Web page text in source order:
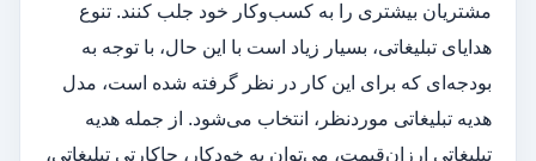
مشتریان بیشتری را به کسب‌وکار خود جلب کنند. تنوع
هدایای تبلیغاتی، بسیار زیاد است با این حال، با توجه به
بودجه‌ای که برای این کار در نظر گرفته شده است، مدل
هدیه تبلیغاتی موردنظر، انتخاب می‌شود. از جمله هدیه
تبلیغاتی ارزان‌قیمت، می‌توان به خودکار، جاکارتی تبلیغاتی،